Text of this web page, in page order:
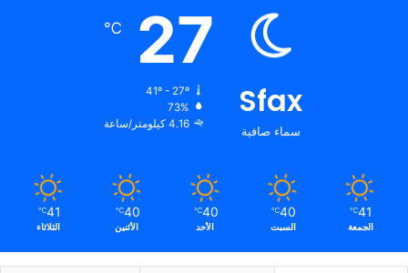
Sfax
سماء صافية
27
℃
41º - 27º
73%
4.16 كيلومتر/ساعة
41
℃
الجمعة
40
℃
السبت
40
℃
الأحد
40
℃
الأثنين
41
℃
الثلاثاء